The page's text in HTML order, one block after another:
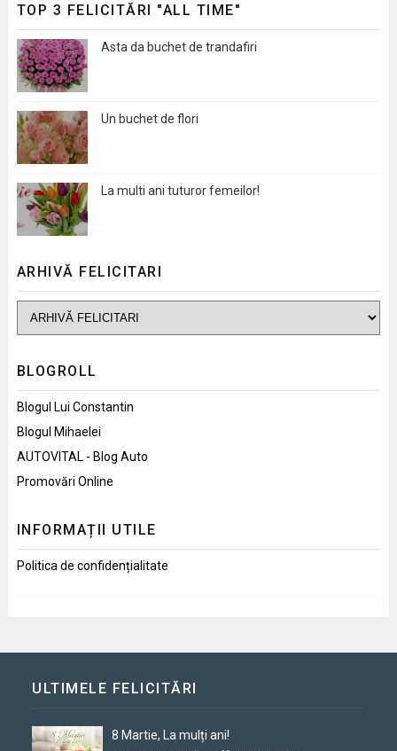
TOP 3 FELICITĂRI "ALL TIME"
Asta da buchet de trandafiri
Un buchet de flori
La multi ani tuturor femeilor!
ARHIVĂ FELICITARI
BLOGROLL
Blogul Lui Constantin
Blogul Mihaelei
AUTOVITAL - Blog Auto
Promovări Online
INFORMAȚII UTILE
Politica de confidențialitate
ULTIMELE FELICITĂRI
8 Martie, La mulți ani!